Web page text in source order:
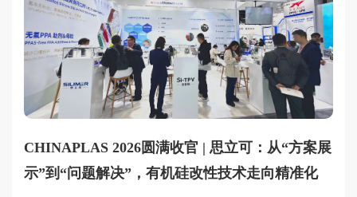
CHINAPLAS 2026圆满收官 | 思立可：从“方案展
示”到“问题解决”，有机硅改性技术走向精准化